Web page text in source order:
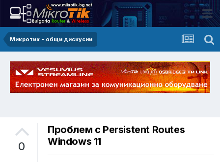
Микротик - общи дискусии
0
Проблем с Persistent Routes
Windows 11